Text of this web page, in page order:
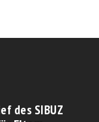
des SIBUZ